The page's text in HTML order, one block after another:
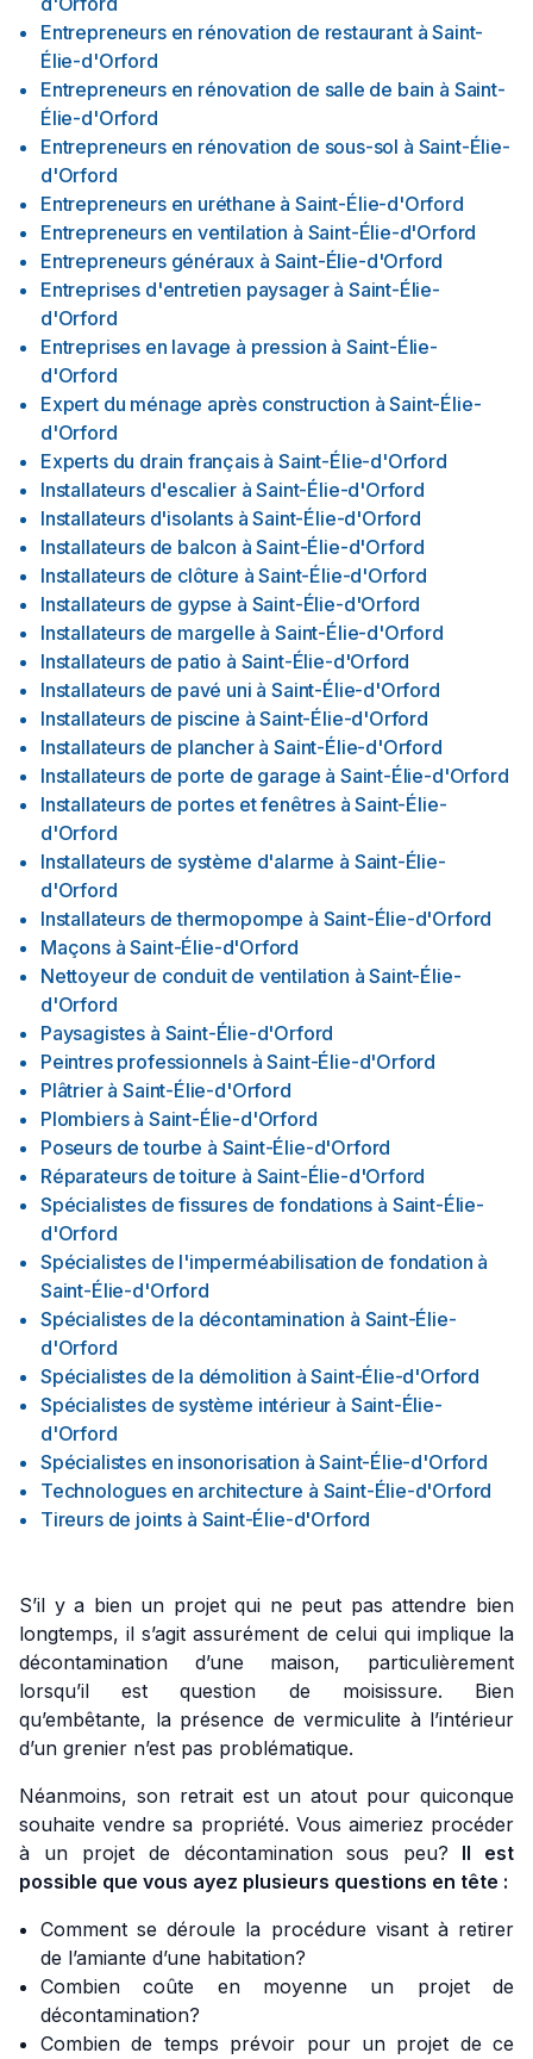
Entrepreneurs en rénovation de restaurant à Saint-
Élie-d'Orford
Entrepreneurs en rénovation de salle de bain à Saint-
Élie-d'Orford
Entrepreneurs en rénovation de sous-sol à Saint-Élie-
d'Orford
Entrepreneurs en uréthane à Saint-Élie-d'Orford
Entrepreneurs en ventilation à Saint-Élie-d'Orford
Entrepreneurs généraux à Saint-Élie-d'Orford
Entreprises d'entretien paysager à Saint-Élie-
d'Orford
Entreprises en lavage à pression à Saint-Élie-
d'Orford
Expert du ménage après construction à Saint-Élie-
d'Orford
Experts du drain français à Saint-Élie-d'Orford
Installateurs d'escalier à Saint-Élie-d'Orford
Installateurs d'isolants à Saint-Élie-d'Orford
Installateurs de balcon à Saint-Élie-d'Orford
Installateurs de clôture à Saint-Élie-d'Orford
Installateurs de gypse à Saint-Élie-d'Orford
Installateurs de margelle à Saint-Élie-d'Orford
Installateurs de patio à Saint-Élie-d'Orford
Installateurs de pavé uni à Saint-Élie-d'Orford
Installateurs de piscine à Saint-Élie-d'Orford
Installateurs de plancher à Saint-Élie-d'Orford
Installateurs de porte de garage à Saint-Élie-d'Orford
Installateurs de portes et fenêtres à Saint-Élie-
d'Orford
Installateurs de système d'alarme à Saint-Élie-
d'Orford
Installateurs de thermopompe à Saint-Élie-d'Orford
Maçons à Saint-Élie-d'Orford
Nettoyeur de conduit de ventilation à Saint-Élie-
d'Orford
Paysagistes à Saint-Élie-d'Orford
Peintres professionnels à Saint-Élie-d'Orford
Plâtrier à Saint-Élie-d'Orford
Plombiers à Saint-Élie-d'Orford
Poseurs de tourbe à Saint-Élie-d'Orford
Réparateurs de toiture à Saint-Élie-d'Orford
Spécialistes de fissures de fondations à Saint-Élie-
d'Orford
Spécialistes de l'imperméabilisation de fondation à
Saint-Élie-d'Orford
Spécialistes de la décontamination à Saint-Élie-
d'Orford
Spécialistes de la démolition à Saint-Élie-d'Orford
Spécialistes de système intérieur à Saint-Élie-
d'Orford
Spécialistes en insonorisation à Saint-Élie-d'Orford
Technologues en architecture à Saint-Élie-d'Orford
Tireurs de joints à Saint-Élie-d'Orford
S’il y a bien un projet qui ne peut pas attendre bien
longtemps, il s’agit assurément de celui qui implique la
décontamination d’une maison, particulièrement
lorsqu’il est question de moisissure. Bien
qu’embêtante, la présence de vermiculite à l’intérieur
d’un grenier n’est pas problématique.
Néanmoins, son retrait est un atout pour quiconque
souhaite vendre sa propriété. Vous aimeriez procéder
à un projet de décontamination sous peu? Il est
possible que vous ayez plusieurs questions en tête :
Comment se déroule la procédure visant à retirer
de l’amiante d’une habitation?
Combien coûte en moyenne un projet de
décontamination?
Combien de temps prévoir pour un projet de ce